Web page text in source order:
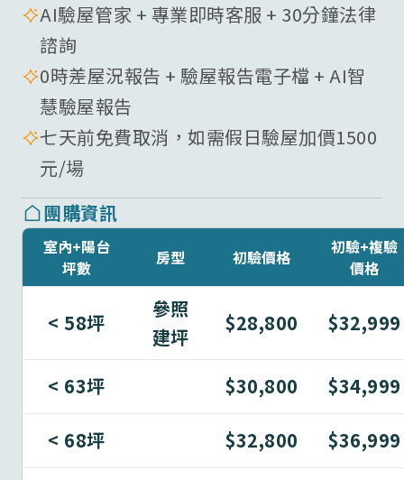
AI驗屋管家 + 專業即時客服 + 30分鐘法律
諮詢
0時差屋況報告 + 驗屋報告電子檔 + AI智
慧驗屋報告
七天前免費取消，如需假日驗屋加價1500
元/場
團購資訊
室內+陽台
坪數
房型 初驗價格
初驗+複驗
價格
< 58坪
參照
建坪
$28,800 $32,999
< 63坪 $30,800 $34,999
< 68坪 $32,800 $36,999